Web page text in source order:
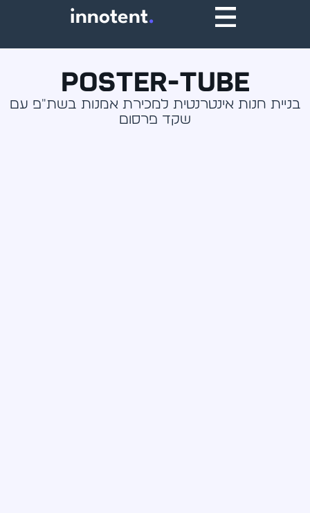
.
innotent
Poster-Tube
בניית חנות אינטרנטית למכירת אמנות בשת״פ עם
שקד פרסום